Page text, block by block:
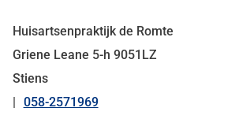
Huisartsenpraktijk de Romte
Griene Leane 5-h 9051LZ
Stiens
Tel:
058-2571969